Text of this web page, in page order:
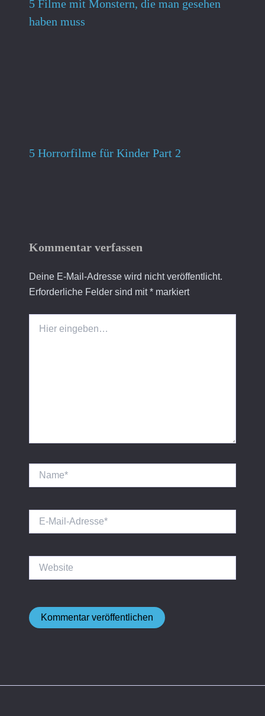
5 Filme mit Monstern, die man gesehen
haben muss
5 Horrorfilme für Kinder Part 2
Kommentar verfassen
Deine E-Mail-Adresse wird nicht veröffentlicht.
Erforderliche Felder sind mit*markiert
eingeben…
Mail-